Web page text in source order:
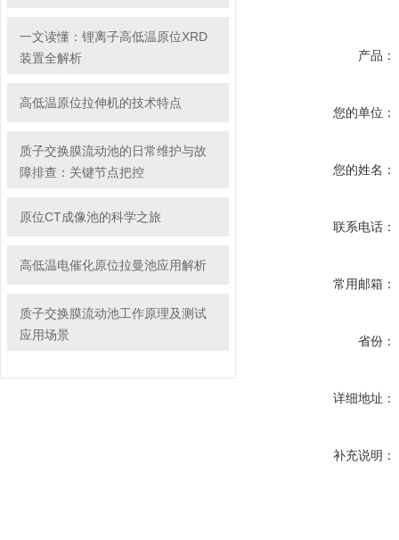
一文读懂：锂离子高低温原位XRD
装置全解析
高低温原位拉伸机的技术特点
质子交换膜流动池的日常维护与故
障排查：关键节点把控
原位CT成像池的科学之旅
高低温电催化原位拉曼池应用解析
质子交换膜流动池工作原理及测试
应用场景
产品：
您的单位：
您的姓名：
联系电话：
常用邮箱：
省份：
详细地址：
补充说明：